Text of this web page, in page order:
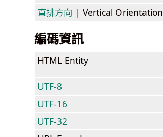
直排方向 | Vertical Orientation
編碼資訊
HTML Entity
UTF-8
UTF-16
UTF-32